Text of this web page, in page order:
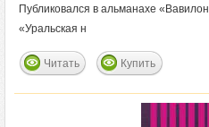
Публиковался в альманахе
«Уральская н
Читать Купить